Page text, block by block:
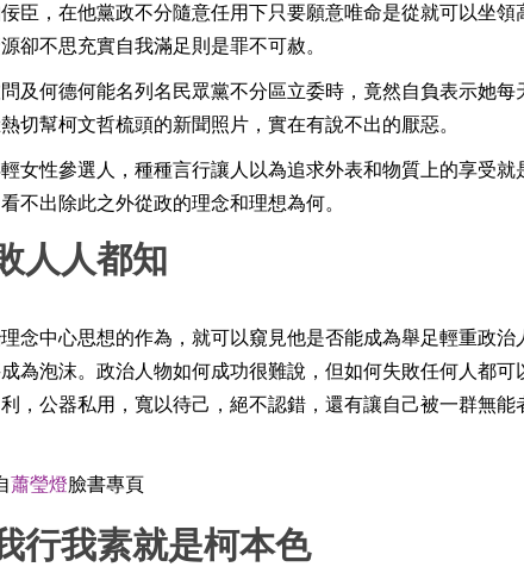
臣，在他黨政不分隨意任用下只要願意唯命是從就可以坐
卻不思充實自我滿足則是罪不可赦。
及何德何能名列名民眾黨不分區立委時，竟然自負表示她每
切幫柯文哲梳頭的新聞照片，實在有說不出的厭惡。
女性參選人，種種言行讓人以為追求外表和物質上的享受就
不出除此之外從政的理念和理想為何。
人人都知
念中心思想的作為，就可以窺見他是否能成為舉足輕重政治
成為泡沫。政治人物如何成功很難說，但如何失敗任何人都
，公器私用，寬以待己，絕不認錯，還有讓自己被一群無能
蕭瑩燈臉書專頁
行我素就是柯本色